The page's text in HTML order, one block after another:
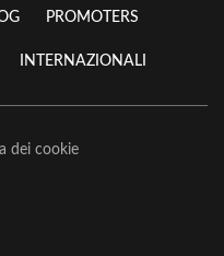
PROMOTERS
INTERNAZIONALI
dei cookie